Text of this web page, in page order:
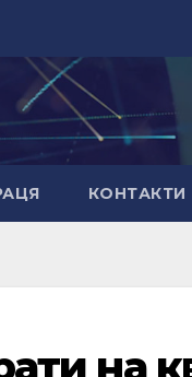
КОНТАКТИ
на